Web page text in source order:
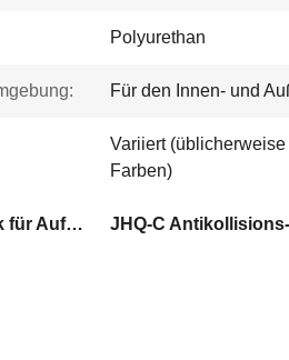
Polyurethan
Für den Innen- und
Variiert
Farben)
Antikollisions-Gummiblock für Aufzüge JHQ-C